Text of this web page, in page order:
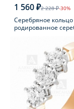
1 560 ₽2 228 ₽-30%
Серебряное кольцо
родированное